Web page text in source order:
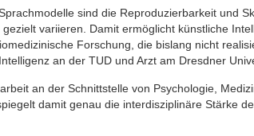
sind die Reproduzierbarkeit und
variieren. Damit ermöglicht künstliche
Forschung, die bislang nicht
an der TUD und Arzt am Dresdner
an der Schnittstelle von Psychologie,
damit genau die interdisziplinäre Stärke